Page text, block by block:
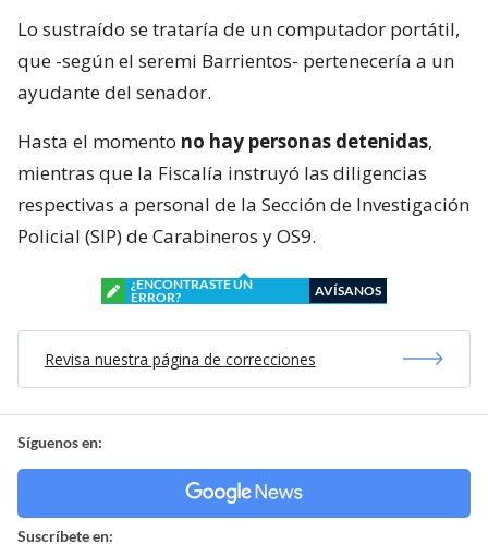
Lo sustraído se trataría de un computador portátil,
que -según el seremi Barrientos- pertenecería a un
ayudante del senador.
Hasta el momento no hay personas detenidas,
mientras que la Fiscalía instruyó las diligencias
respectivas a personal de la Sección de Investigación
Policial (SIP) de Carabineros y OS9.
¿ENCONTRASTE UN
ERROR?
AVÍSANOS
Revisa nuestra página de correcciones
Síguenos en:
Suscríbete en: